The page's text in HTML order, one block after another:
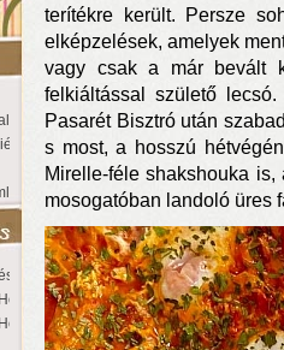
partján a nyár még tart!
a Sziget!
táj és irodalom találkozása a Mai
nélkül
terítékre került. Persze
elképzelések, amelyek
vagy csak a már bevált
felkiáltással születő
Pasarét Bisztró után
s most, a hosszú
Mirelle-féle shakshouka
mosogatóban landoló üres